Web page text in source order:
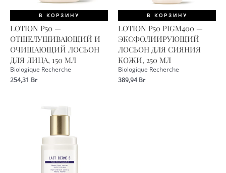
В КОРЗИНУ
LOTION P50 —
ОТШЕЛУШИВАЮЩИЙ И
ОЧИЩАЮЩИЙ ЛОСЬОН
ДЛЯ ЛИЦА, 150 МЛ
Biologique Recherche
254,31 Br
В КОРЗИНУ
LOTION P50 PIGM400 —
ЭКСФОЛИИРУЮЩИЙ
ЛОСЬОН ДЛЯ СИЯНИЯ
КОЖИ, 250 МЛ
Biologique Recherche
389,94Br